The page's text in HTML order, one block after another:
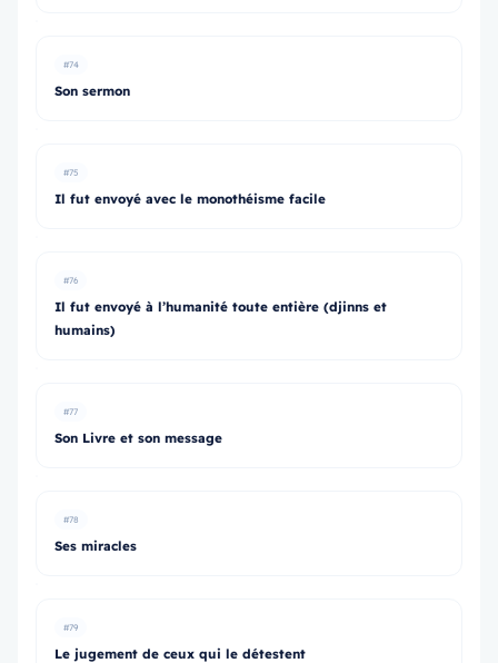
#74
Son sermon
#75
Il fut envoyé avec le monothéisme facile
#76
Il fut envoyé à l’humanité toute entière (djinns et
humains)
#77
Son Livre et son message
#78
Ses miracles
#79
Le jugement de ceux qui le détestent